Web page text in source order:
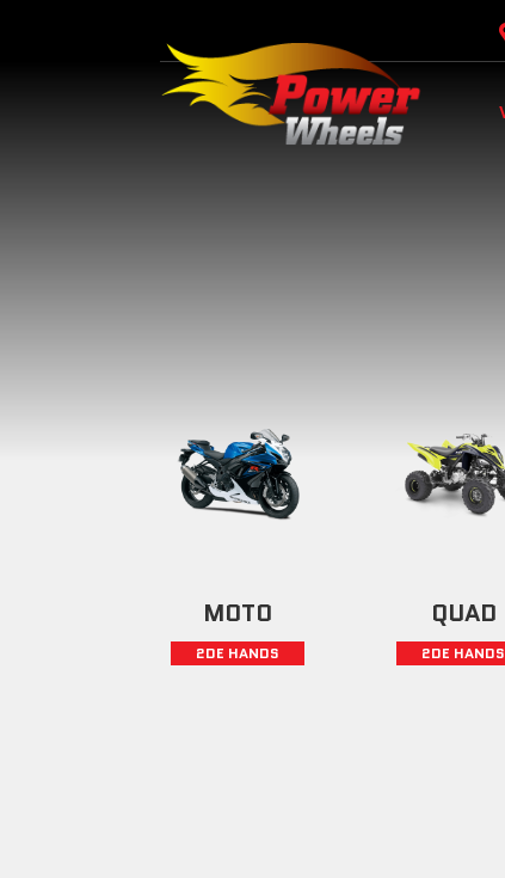
MOTO
2DE HANDS
QUAD
2DE HANDS